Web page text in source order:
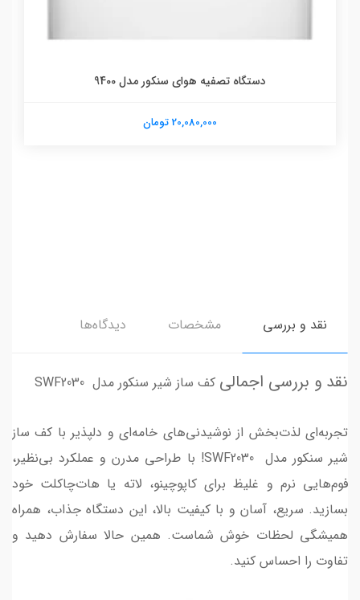
دستگاه تصفیه هوای سنکور مدل 9400
20,080,000 تومان
نقد و بررسی مشخصات دیدگاه‌ها
نقد و بررسی اجمالی کف ساز شیر سنکور مدل SWF2030
تجربه‌ای لذت‌بخش از نوشیدنی‌های خامه‌ای و دلپذیر با کف ساز
شیر سنکور مدل SWF2030! با طراحی مدرن و عملکرد بی‌نظیر،
فوم‌هایی نرم و غلیظ برای کاپوچینو، لاته یا هات‌چاکلت خود
بسازید. سریع، آسان و با کیفیت بالا، این دستگاه جذاب، همراه
همیشگی لحظات خوش شماست. همین حالا سفارش دهید و
تفاوت را احساس کنید.